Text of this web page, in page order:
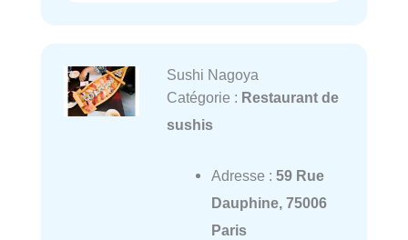
Sushi Nagoya
Catégorie : Restaurant de
sushis
Adresse : 59 Rue
Dauphine, 75006
Paris